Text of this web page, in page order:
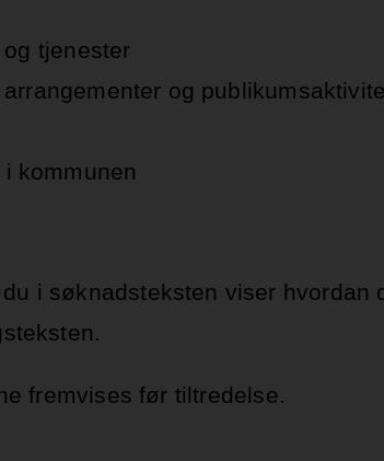
tjenester
og
kommunen
i søknadsteksten viser hvordan
fremvises før tiltredelse.